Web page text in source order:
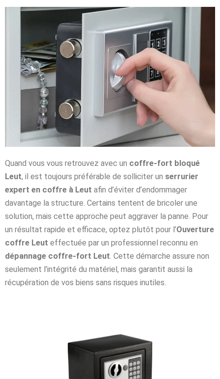
Quand vous vous retrouvez avec un coffre-fort bloqué
Leut, il est toujours préférable de solliciter un serrurier
expert en coffre à Leut afin d’éviter d’endommager
davantage la structure. Certains tentent de bricoler une
solution, mais cette approche peut aggraver la panne. Pour
un résultat rapide et efficace, optez plutôt pour l’Ouverture
coffre Leut effectuée par un professionnel reconnu en
dépannage coffre-fort Leut. Cette démarche assure non
seulement l’intégrité du matériel, mais garantit aussi la
récupération de vos biens sans risques inutiles.